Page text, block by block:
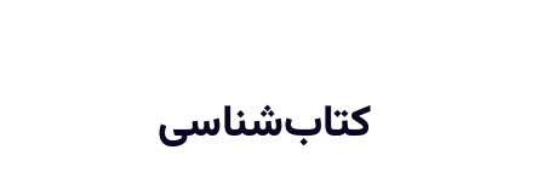
کتاب‌شناسی